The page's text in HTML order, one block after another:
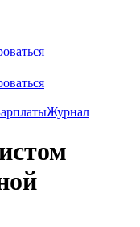
Журнал